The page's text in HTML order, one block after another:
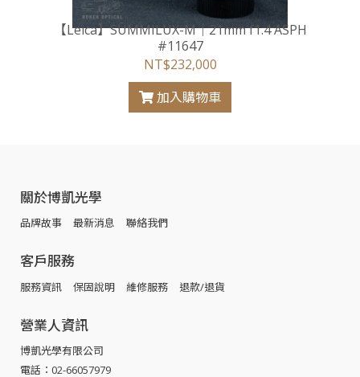
【Leica】SUMMILUX-M｜21mm f1.4 ASPH
#11647
NT$232,000
加入購物車
關於博凱光學
品牌故事 最新消息 聯絡我們
客戶服務
服務資訊 保固說明 維修服務 退款/退貨
營業人資訊
博凱光學有限公司
電話：02-66057979